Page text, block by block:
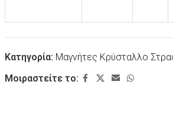
Κατηγορία: Μαγνήτες Κρύσταλλο
Μοιραστείτε το: